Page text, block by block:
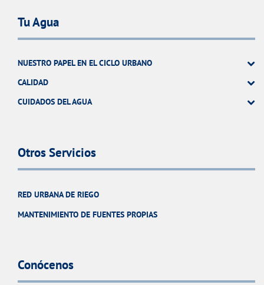
Tu Agua
NUESTRO PAPEL EN EL CICLO URBANO
CALIDAD
CUIDADOS DEL AGUA
Otros Servicios
RED URBANA DE RIEGO
MANTENIMIENTO DE FUENTES PROPIAS
Conócenos